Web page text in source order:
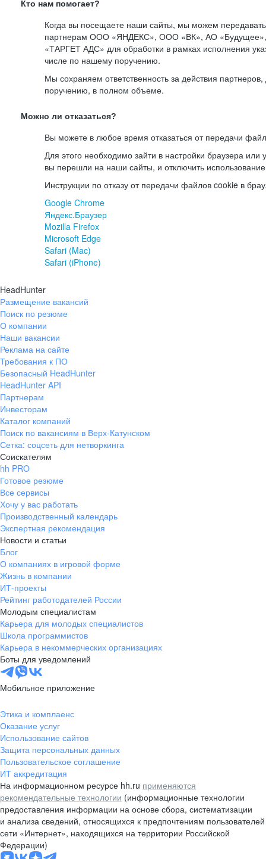
Кто нам помогает?
Когда вы посещаете наши сайты, мы можем
партнерам ООО «ЯНДЕКС», ООО «ВК», АО
«ТАРГЕТ АДС» для обработки в рамках исполнения
числе по нашему поручению.
Мы сохраняем ответственность за действия
поручению, в полном объеме.
Можно ли отказаться?
Вы можете в любое время отказаться от передачи
Для этого необходимо зайти в настройки браузера или
вы перешли на наши сайты, и отключить
Инструкции по отказу от передачи файлов cookie в
Google Chrome
Яндекс.Браузер
Mozilla Firefox
Microsoft Edge
Safari (Mac)
Safari (iPhone)
HeadHunter
Размещение вакансий
Поиск по резюме
О компании
Наши вакансии
Реклама на сайте
Требования к ПО
Безопасный HeadHunter
HeadHunter API
Партнерам
Инвесторам
Каталог компаний
Поиск по вакансиям в Верх-Катунском
Сетка: соцсеть для нетворкинга
Соискателям
hh PRO
Готовое резюме
Все сервисы
Хочу у вас работать
Производственный календарь
Экспертная рекомендация
Новости и статьи
Блог
О компаниях в игровой форме
Жизнь в компании
ИТ-проекты
Рейтинг работодателей России
Молодым специалистам
Карьера для молодых специалистов
Школа программистов
Карьера в некоммерческих организациях
Боты для уведомлений
Мобильное приложение
Этика и комплаенс
Оказание услуг
Использование сайтов
Защита персональных данных
Пользовательское соглашение
ИТ аккредитация
На информационном ресурсе hh.ru применяются
рекомендательные технологии (информационные технологии
предоставления информации на основе сбора, систематизации
и анализа сведений, относящихся к предпочтениям пользователей
сети «Интернет», находящихся на территории Российской
Федерации)